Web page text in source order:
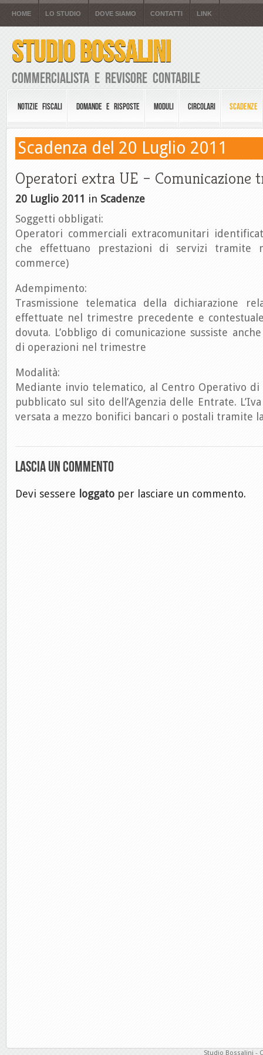
HOME LO STUDIO DOVE SIAMO CONTATTI LINK
STUDIO BOSSALINI
Commercialista e Revisore Contabile
NOTIZIE FISCALI DOMANDE E RISPOSTE MODULI CIRCOLARI SCADENZE
Scadenza del 20 Luglio 2011
Operatori extra UE – Comunicazione
20 Luglio 2011 in Scadenze
Soggetti obbligati:
Operatori commerciali extracomunitari
che effettuano prestazioni di servizi tramite
commerce)
Adempimento:
Trasmissione telematica della dichiarazione
effettuate nel trimestre precedente e
dovuta. L’obbligo di comunicazione sussiste
di operazioni nel trimestre
Modalità:
Mediante invio telematico, al Centro Operativo di
pubblicato sul sito dell’Agenzia delle Entrate.
versata a mezzo bonifici bancari o postali tramite
Lascia un commento
Devi sessere loggato per lasciare un commento.
Studio Bossalini -